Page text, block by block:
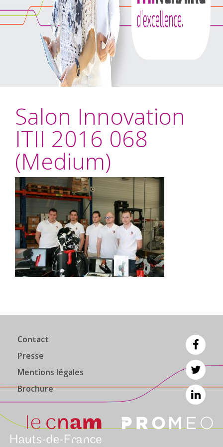
Salon Innovation
ITII 2016 068
(Medium)
Contact
Presse
Mentions légales
Brochure